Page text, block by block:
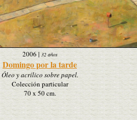
2006 | 32 años
Domingo por la tarde
Óleo y acrílico sobre papel.
Colección particular
70 x 50 cm.